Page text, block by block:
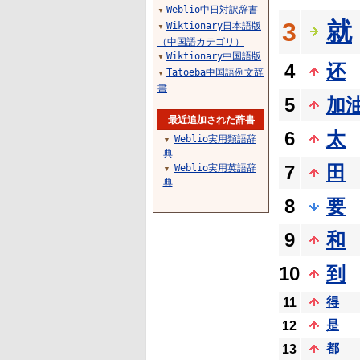
3
就
4
还
5
加
6
太
7
田
8
要
9
和
10
到
11
得
12
是
13
都
▼ Weblio中日対訳辞書
▼ Wiktionary日本語版
（中国語カテゴリ）
▼ Wiktionary中国語版
▼ Tatoeba中国語例文辞
書
最近追加された辞書
▼
Weblio実用類語辞
典
▼
Weblio実用英語辞
典